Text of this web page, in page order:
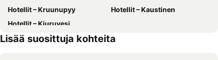
Hotellit – Kruunupyy
Hotellit – Kaustinen
Hotellit – Kiuruvesi
Lisää suosittuja kohteita